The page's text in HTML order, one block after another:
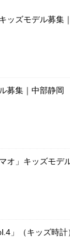
ッズモデル募集
募集｜中部静岡
オ」キッズモデ
」（キッズ時